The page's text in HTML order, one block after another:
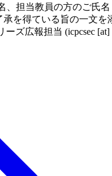
、担当教員の方のご氏名
を得ている旨の一文を
ズ広報担当 (icpcsec [at]